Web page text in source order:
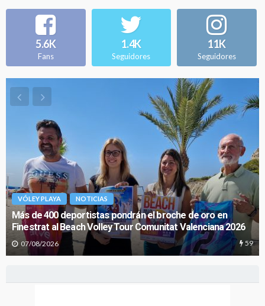
5.6K
Fans
1.4K
Seguidores
11K
Seguidores
SSAA VÓLEY PLAYA NOTICIAS
Definidas las selecciones sub’15 y sub’17 para los CESA de
vóley playa de Lorca
29/07/2026 301